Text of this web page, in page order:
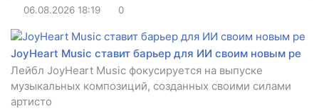
06.08.2026 18:19 0
JoyHeart Music ставит барьер для ИИ своим новым ре
Лейбл JoyHeart Music фокусируется на выпуске
музыкальных композиций, созданных своими силами
артисто